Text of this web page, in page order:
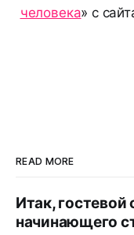
человека» с
READ MORE
Итак, гостевой
начинающего